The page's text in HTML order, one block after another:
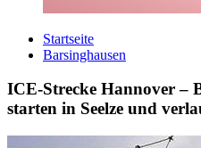
Startseite
Barsinghausen
ICE-Strecke Hannover –
starten in Seelze und